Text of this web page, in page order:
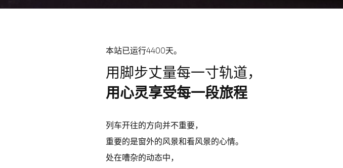
本站已运行4400天。
用脚步丈量每一寸轨道，
用心灵享受每一段旅程
列车开往的方向并不重要，
重要的是窗外的风景和看风景的心情。
处在嘈杂的动态中，